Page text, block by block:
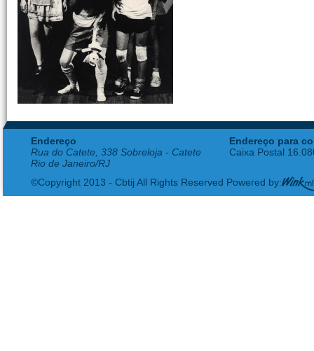
Endereço
Rua do Catete, 338 Sobreloja - Catete
Rio de Janeiro/RJ
Endereço para
Caixa Postal
©Copyright 2013 - Cbtij All Rights Reserved Powered by: